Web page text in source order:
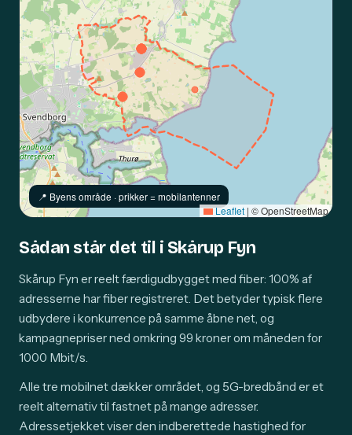
📍️ Byens område · prikker = mobilantenner
Leaflet | © OpenStreetMap
Sådan står det til i Skårup Fyn
Skårup Fyn er reelt færdigudbygget med fiber: 100% af
adresserne har fiber registreret. Det betyder typisk flere
udbydere i konkurrence på samme åbne net, og
kampagnepriser ned omkring 99 kroner om måneden for
1000 Mbit/s.
Alle tre mobilnet dækker området, og 5G-bredbånd er et
reelt alternativ til fastnet på mange adresser.
Adressetjekket viser den indberettede hastighed for